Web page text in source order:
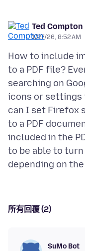
Ted Compton
1/27/26, 8:52 AM
How to include
to a PDF file?
searching on
icons or settings
can I set Firefox
to a PDF
included in the
to be able to
所有回覆 (2)
SuMo Bot